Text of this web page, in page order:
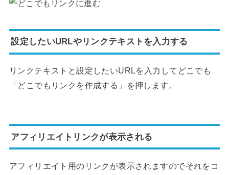
設定したいURLやリンクテキストを入力する
リンクテキストと設定したいURLを入力してどこでも
「どこでもリンクを作成する」を押します。
アフィリエイトリンクが表示される
アフィリエイト用のリンクが表示されますのでそれをコ